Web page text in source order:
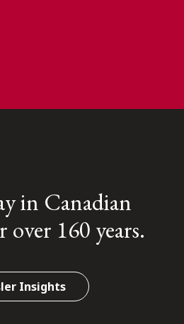
in Canadian
over 160 years.
Insights